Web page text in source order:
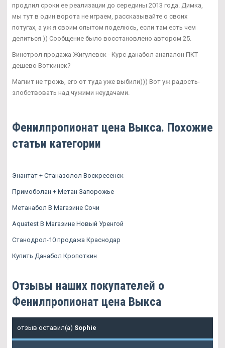
продлил сроки ее реализации до середины 2013 года. Димка,
мы тут в один ворота не играем, рассказывайте о своих
потугах, а уж я своим опытом поделюсь, если там есть чем
делиться )) Сообщение было восстановлено автором 25.
Винстрол продажа Жигулевск - Курс данабол анапалон ПКТ
дешево Воткинск?
Магнит не трожь, его от туда уже выбили))) Вот уж радость-
злобствовать над чужими неудачами.
Фенилпропионат цена Выкса. Похожие
статьи категории
Энантат + Станазолол Воскресенск
Примоболан + Метан Запорожье
Метанабол В Магазине Сочи
Aquatest В Магазине Новый Уренгой
Станодрол-10 продажа Краснодар
Купить Данабол Кропоткин
Отзывы наших покупателей о
Фенилпропионат цена Выкса
отзыв оставил(а) Sophie